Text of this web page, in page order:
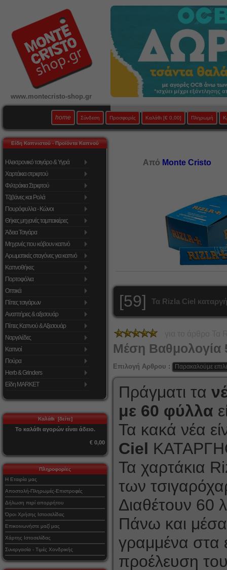
www.montecristo-shop.gr
home Σύνδεση Προσφορές Καλάθι [€ 0,00] Πληρωμή
Είδη Καπνιστού - Προϊόντα Καπνού
Ηλεκτρονικό τσιγάρο & Υγρά
Χαρτάκια στριφτού
Φιλτράκια Στριφτού
Τζιβάνες και Ρολά
Πουρόφυλλα - Κώνοι
Θήκες μηχανές ταμπακιέρες
Άδεια Τσιγάρα
Μηχανές που κόβουν καπνό
Αρωματικές σταγόνες για καπνό
Καπνοθήκες
Πορτοφόλια
Οπτικά
Πίπες τσιγάρων
Αναπτήρες & αξεσουάρ
Πίπες Καπνού & Αξεσουάρ
Ναργιλέδες
Καπνοί
Πούρα
Herb & Grinders
Είδη MARKET
Καλάθι [δείτε]
Το καλάθι αγορών είναι άδειο.
€ 0,00
Πληροφορίες
Η Εταιρία μας
Αποστολή-Πληρωμές-Επιστροφές
Δήλωση περί απορρήτου
Όροι Χρήσης Ιστοσελίδας
Επικοινωνήστε μαζί μας
Χάρτης Ιστοσελίδας
Συνεργασία - Τιμές Χονδρικής
Από Monte Cristo
[59] Τα Rizla Ciel
Μέση Βαθμολογία
Επιλογή Αρθρου :
Πράγματι τα
με 60 φύλλα
Τα κακά νέα
Ciel
Τα χαρτάκια
των
Διαθέτουν 60
Πάνω και
γραμμένα στα
προέλευση